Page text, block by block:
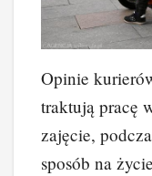
Opinie
traktują pracę
zajęcie,
sposób na